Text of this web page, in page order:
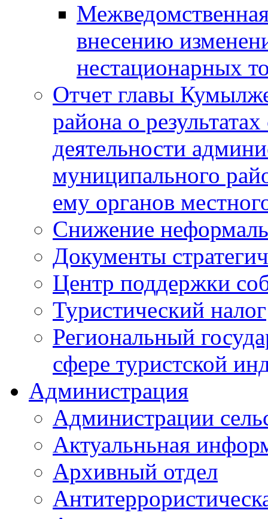
внесению
нестационарных
Отчет главы
района о
деятельности
муниципального
ему органов
Снижение
Документы
Центр поддержки
Туристический налог
Региональный
сфере туристской
Администрация
Администрации
Актуальньная
Архивный отдел